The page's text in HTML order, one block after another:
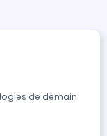
de demain